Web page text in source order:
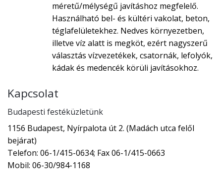
méretű/mélységű javításhoz megfelelő.
Használható bel- és kültéri vakolat, beton,
téglafelületekhez. Nedves környezetben,
illetve víz alatt is megköt, ezért nagyszerű
választás vízvezetékek, csatornák, lefolyók,
kádak és medencék körüli javításokhoz.
Kapcsolat
Budapesti festéküzletünk
1156 Budapest, Nyírpalota út 2. (Madách utca felől
bejárat)
Telefon: 06-1/415-0634; Fax 06-1/415-0663
Mobil: 06-30/984-1168